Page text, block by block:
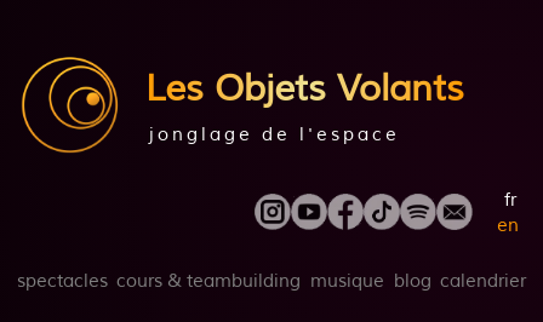
Les Objets Volants
jonglage de l'espace
fr
en
spectacles cours & teambuilding musique blog calendrier